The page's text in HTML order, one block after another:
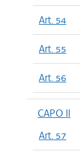
Art. 54
Art. 55
Art. 56
CAPO II
Art. 57